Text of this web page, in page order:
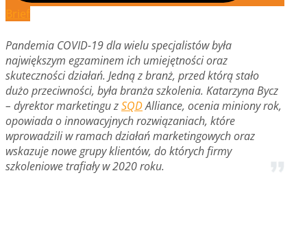
Brief
Pandemia COVID-19 dla wielu specjalistów była
największym egzaminem ich umiejętności oraz
skuteczności działań. Jedną z branż, przed którą stało
dużo przeciwności, była branża szkolenia. Katarzyna Bycz
– dyrektor marketingu zSQDAlliance, ocenia miniony rok,
opowiada o innowacyjnych rozwiązaniach, które
wprowadzili w ramach działań marketingowych oraz
wskazuje nowe grupy klientów, do których firmy
szkoleniowe trafiały w 2020 roku.